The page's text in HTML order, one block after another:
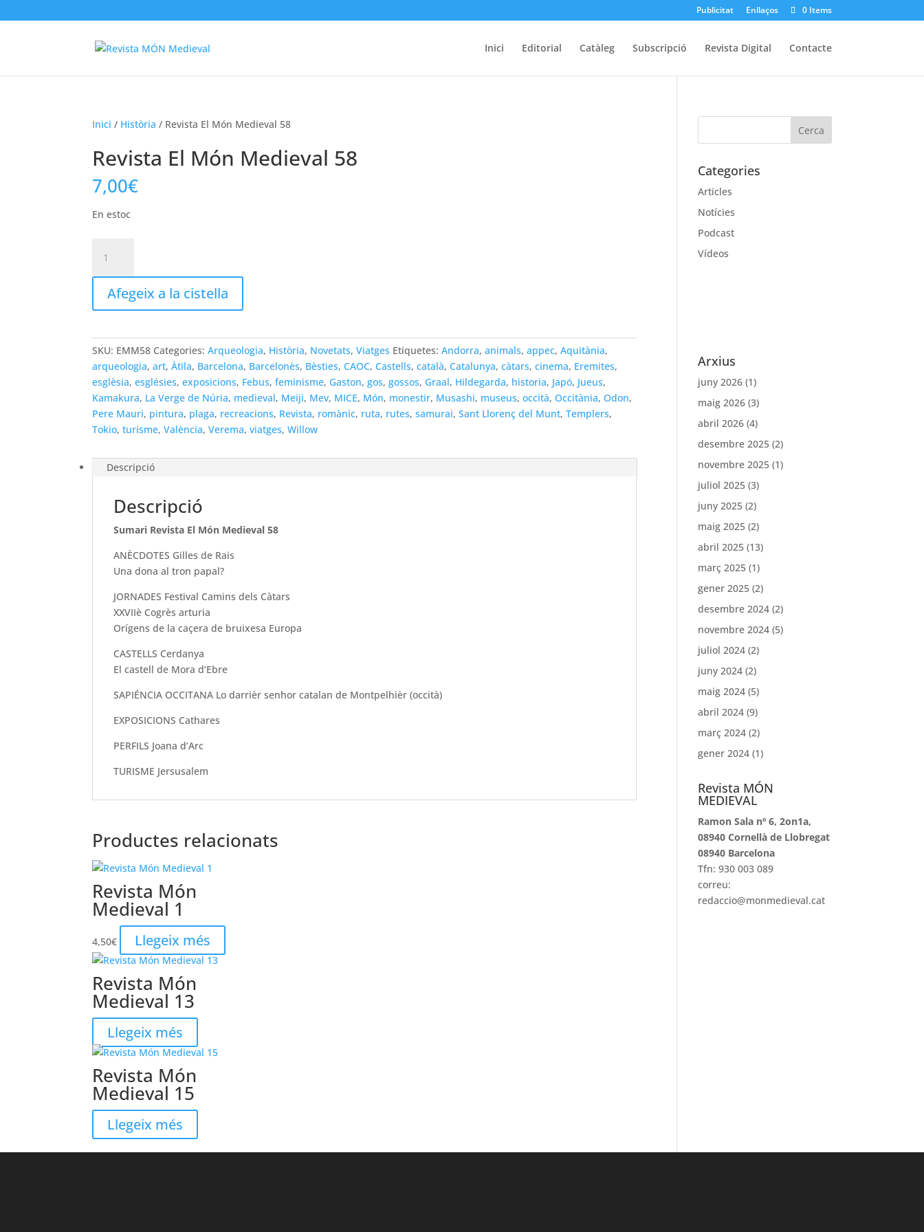
Publicitat Enllaços 0 Items
Inici Editorial Catàleg Subscripció Revista Digital Contacte
Inici / Història / Revista El Món Medieval 58
Revista El Món Medieval 58
7,00€
En estoc
Revista
Món
58
Afegeix a la cistella
SKU: EMM58 Categories:Arqueologia, Història, Novetats,Viatges Etiquetes:Andorra,animals,appec,Aquitània,
arqueologia,art,Àtila, Barcelona, Barcelonès, Bèsties,CAOC,Castells,català,Catalunya,càtars,cinema, Eremites,
esglèsia,esglésies,exposicions, Febus,feminisme, Gaston,gos,gossos, Graal, Hildegarda, historia, Japó, Jueus,
Kamakura, La Verge de Núria, medieval, Meiji, Mev, MICE, Món, monestir, Musashi, museus,occità,Occitània,Odon,
Pere Mauri, pintura, plaga, recreacions, Revista, romànic, ruta, rutes,samurai,Sant Llorenç del Munt,Templers,
Tokio,turisme,València,Verema,viatges,Willow
Descripció
Descripció
Sumari Revista El Món Medieval 58
ANÈCDOTES Gilles de Rais
Una dona al tron papal?
JORNADES Festival Camins dels Càtars
XXVIIè Cogrès arturia
Orígens de la caçera de bruixesa Europa
CASTELLS Cerdanya
El castell de Mora d’Ebre
SAPIÉNCIA OCCITANA Lo darrièr senhor catalan de Montpelhièr (occità)
EXPOSICIONS Cathares
PERFILS Joana d’Arc
TURISME Jersusalem
Productes relacionats
Revista Món
Medieval 1
4,50€ Llegeix més
Revista Món
Medieval 13
Llegeix més
Revista Món
Medieval 15
Llegeix més
Categories
Articles
Notícies
Podcast
Vídeos
Arxius
juny 2026 (1)
maig 2026 (3)
abril 2026 (4)
desembre 2025 (2)
novembre 2025 (1)
juliol 2025 (3)
juny 2025 (2)
maig 2025 (2)
abril 2025 (13)
març 2025 (1)
gener 2025 (2)
desembre 2024 (2)
novembre 2024 (5)
juliol 2024 (2)
juny 2024 (2)
maig 2024 (5)
abril 2024 (9)
març 2024 (2)
gener 2024 (1)
Revista MÓN
MEDIEVAL
Ramon Sala nº 6, 2on1a,
08940 Cornellà de Llobregat
08940 Barcelona
Tfn: 930 003 089
correu:
redaccio@monmedieval.cat